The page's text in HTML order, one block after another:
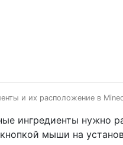
и их расположение в
ингредиенты нужно
мыши на